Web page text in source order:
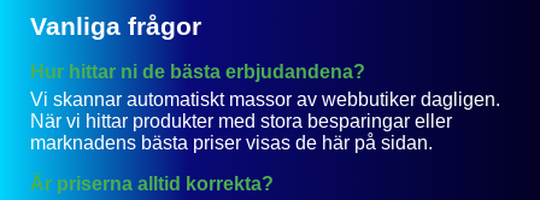
Vanliga frågor
Hur hittar ni de bästa erbjudandena?
Vi skannar automatiskt massor av webbutiker dagligen.
När vi hittar produkter med stora besparingar eller
marknadens bästa priser visas de här på sidan.
Är priserna alltid korrekta?